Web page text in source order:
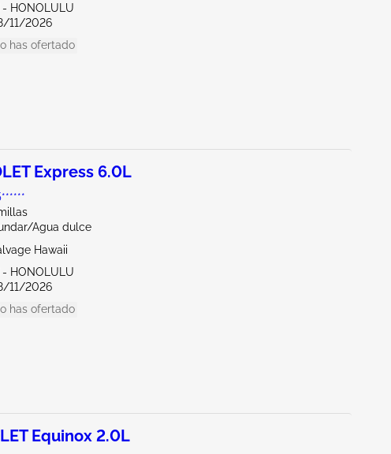
- HONOLULU
11/2026
has ofertado
Express 6.0L
Agua dulce
Hawaii
- HONOLULU
11/2026
has ofertado
Equinox 2.0L